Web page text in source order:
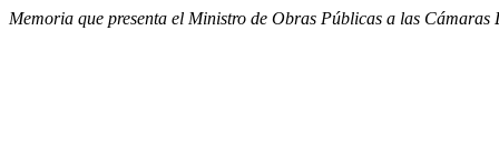
Memoria que presenta el Ministro de Obras Públicas a las